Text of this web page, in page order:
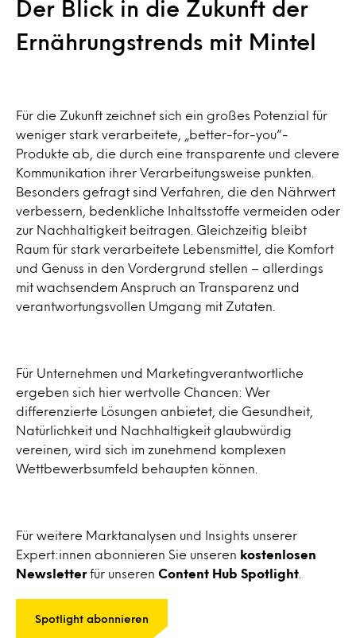
Der Blick in die Zukunft der
Ernährungstrends mit Mintel
Für die Zukunft zeichnet sich ein großes Potenzial für
weniger stark verarbeitete, „better-for-you“-
Produkte ab, die durch eine transparente und clevere
Kommunikation ihrer Verarbeitungsweise punkten.
Besonders gefragt sind Verfahren, die den Nährwert
verbessern, bedenkliche Inhaltsstoffe vermeiden oder
zur Nachhaltigkeit beitragen. Gleichzeitig bleibt
Raum für stark verarbeitete Lebensmittel, die Komfort
und Genuss in den Vordergrund stellen – allerdings
mit wachsendem Anspruch an Transparenz und
verantwortungsvollen Umgang mit Zutaten.
Für Unternehmen und Marketingverantwortliche
ergeben sich hier wertvolle Chancen: Wer
differenzierte Lösungen anbietet, die Gesundheit,
Natürlichkeit und Nachhaltigkeit glaubwürdig
vereinen, wird sich im zunehmend komplexen
Wettbewerbsumfeld behaupten können.
Für weitere Marktanalysen und Insights unserer
Expert:innen abonnieren Sie unseren
kostenlosen
Newsletterfür unseren Content Hub Spotlight
Spotlight abonnieren